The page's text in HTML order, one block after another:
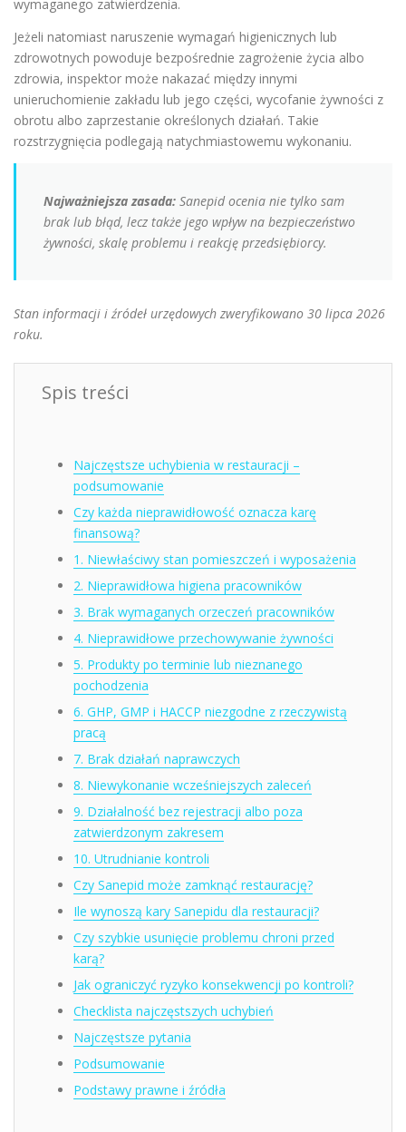
wymaganego zatwierdzenia.
Jeżeli natomiast naruszenie wymagań higienicznych lub
zdrowotnych powoduje bezpośrednie zagrożenie życia albo
zdrowia, inspektor może nakazać między innymi
unieruchomienie zakładu lub jego części, wycofanie żywności z
obrotu albo zaprzestanie określonych działań. Takie
rozstrzygnięcia podlegają natychmiastowemu wykonaniu.
Najważniejsza zasada: Sanepid ocenia nie tylko sam
brak lub błąd, lecz także jego wpływ na bezpieczeństwo
żywności, skalę problemu i reakcję przedsiębiorcy.
Stan informacji i źródeł urzędowych zweryfikowano 30 lipca 2026
roku.
Spis treści
Najczęstsze uchybienia w restauracji –
podsumowanie
Czy każda nieprawidłowość oznacza karę
finansową?
1. Niewłaściwy stan pomieszczeń i wyposażenia
2. Nieprawidłowa higiena pracowników
3. Brak wymaganych orzeczeń pracowników
4. Nieprawidłowe przechowywanie żywności
5. Produkty po terminie lub nieznanego
pochodzenia
6. GHP, GMP i HACCP niezgodne z rzeczywistą
pracą
7. Brak działań naprawczych
8. Niewykonanie wcześniejszych zaleceń
9. Działalność bez rejestracji albo poza
zatwierdzonym zakresem
10. Utrudnianie kontroli
Czy Sanepid może zamknąć restaurację?
Ile wynoszą kary Sanepidu dla restauracji?
Czy szybkie usunięcie problemu chroni przed
karą?
Jak ograniczyć ryzyko konsekwencji po kontroli?
Checklista najczęstszych uchybień
Najczęstsze pytania
Podsumowanie
Podstawy prawne i źródła